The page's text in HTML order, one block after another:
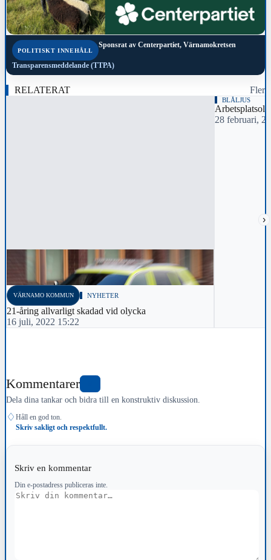
POLITISKT INNEHÅLL
Sponsrat av Centerpartiet, Värnamokretsen
Transparensmeddelande (TTPA)
RELATERAT Fler
›
VÄRNAMO KOMMUN NYHETER
21-åring allvarligt skadad vid olycka
16 juli, 2022 15:22
BLÅLJUS
28 februari,
Kommentarer
Dela dina tankar och bidra till en konstruktiv diskussion.
♢ Håll en god ton.
Skriv sakligt och respektfullt.
Skriv en kommentar
Din e-postadress publiceras inte.
Kommentar